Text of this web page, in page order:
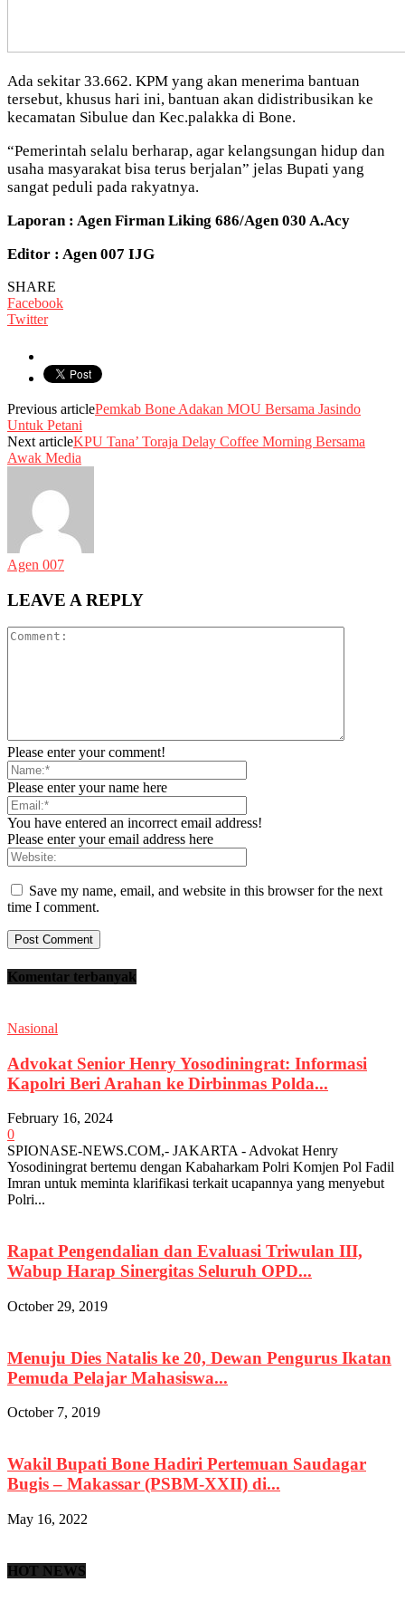
Ada sekitar 33.662. KPM yang akan menerima bantuan
tersebut, khusus hari ini, bantuan akan didistribusikan ke
kecamatan Sibulue dan Kec.palakka di Bone.
“Pemerintah selalu berharap, agar kelangsungan hidup dan
usaha masyarakat bisa terus berjalan” jelas Bupati yang
sangat peduli pada rakyatnya.
Laporan : Agen Firman Liking 686/Agen 030 A.Acy
Editor : Agen 007 IJG
SHARE
Facebook
Twitter
Previous articlePemkab Bone Adakan MOU Bersama Jasindo
Untuk Petani
Next articleKPU Tana’ Toraja Delay Coffee Morning Bersama
Awak Media
Agen 007
LEAVE A REPLY
Please enter your comment!
Please enter your name here
You have entered an incorrect email address!
Please enter your email address here
Save my name, email, and website in this browser for the next
time I comment.
Komentar terbanyak
Nasional
Advokat Senior Henry Yosodiningrat: Informasi
Kapolri Beri Arahan ke Dirbinmas Polda...
February 16, 2024
0
SPIONASE-NEWS.COM,- JAKARTA - Advokat Henry
Yosodiningrat bertemu dengan Kabaharkam Polri Komjen Pol Fadil
Imran untuk meminta klarifikasi terkait ucapannya yang menyebut
Polri...
Rapat Pengendalian dan Evaluasi Triwulan III,
Wabup Harap Sinergitas Seluruh OPD...
October 29, 2019
Menuju Dies Natalis ke 20, Dewan Pengurus Ikatan
Pemuda Pelajar Mahasiswa...
October 7, 2019
Wakil Bupati Bone Hadiri Pertemuan Saudagar
Bugis – Makassar (PSBM-XXII) di...
May 16, 2022
HOT NEWS